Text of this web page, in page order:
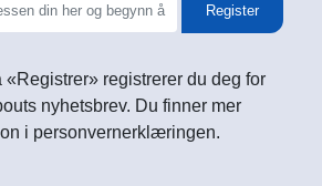
Register
«Registrer» registrerer du deg for
nyhetsbrev. Du finner mer
i personvernerklæringen.